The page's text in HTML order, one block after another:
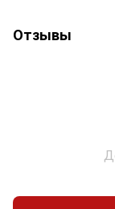
Отзывы